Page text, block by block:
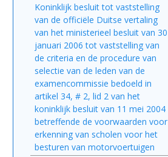
Koninklijk besluit tot vaststelling
van de officiële Duitse vertaling
van het ministerieel besluit van 30
januari 2006 tot vaststelling van
de criteria en de procedure van
selectie van de leden van de
examencommissie bedoeld in
artikel 34, # 2, lid 2 van het
koninklijk besluit van 11 mei 2004
betreffende de voorwaarden voor
erkenning van scholen voor het
besturen van motorvoertuigen